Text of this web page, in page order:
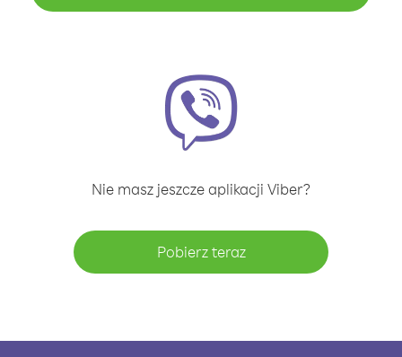
Nie masz jeszcze aplikacji Viber?
Pobierz teraz